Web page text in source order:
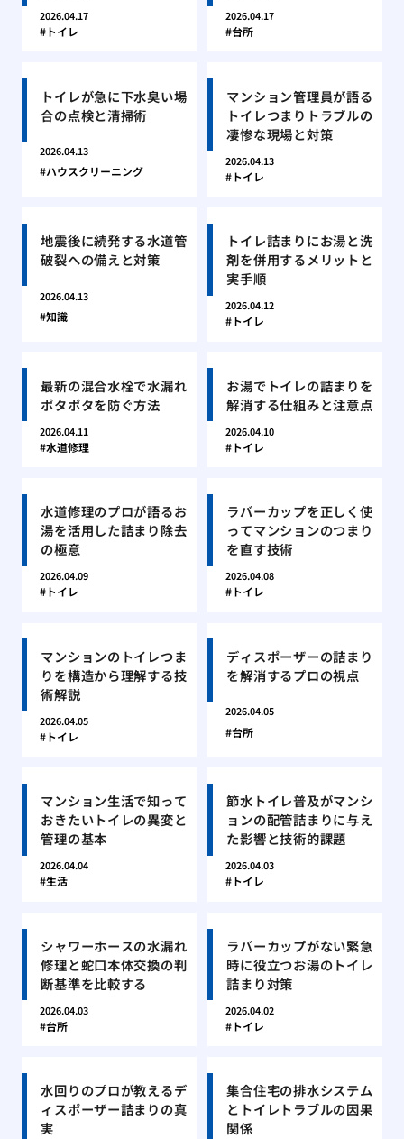
2026.04.17
トイレ
2026.04.17
台所
トイレが急に下水臭い場
合の点検と清掃術
2026.04.13
ハウスクリーニング
マンション管理員が語る
トイレつまりトラブルの
凄惨な現場と対策
2026.04.13
トイレ
地震後に続発する水道管
破裂への備えと対策
2026.04.13
知識
トイレ詰まりにお湯と洗
剤を併用するメリットと
実手順
2026.04.12
トイレ
最新の混合水栓で水漏れ
ポタポタを防ぐ方法
2026.04.11
水道修理
お湯でトイレの詰まりを
解消する仕組みと注意点
2026.04.10
トイレ
水道修理のプロが語るお
湯を活用した詰まり除去
の極意
2026.04.09
トイレ
ラバーカップを正しく使
ってマンションのつまり
を直す技術
2026.04.08
トイレ
マンションのトイレつま
りを構造から理解する技
術解説
2026.04.05
トイレ
ディスポーザーの詰まり
を解消するプロの視点
2026.04.05
台所
マンション生活で知って
おきたいトイレの異変と
管理の基本
2026.04.04
生活
節水トイレ普及がマンシ
ョンの配管詰まりに与え
た影響と技術的課題
2026.04.03
トイレ
シャワーホースの水漏れ
修理と蛇口本体交換の判
断基準を比較する
2026.04.03
台所
ラバーカップがない緊急
時に役立つお湯のトイレ
詰まり対策
2026.04.02
トイレ
水回りのプロが教えるデ
ィスポーザー詰まりの真
実
集合住宅の排水システム
とトイレトラブルの因果
関係